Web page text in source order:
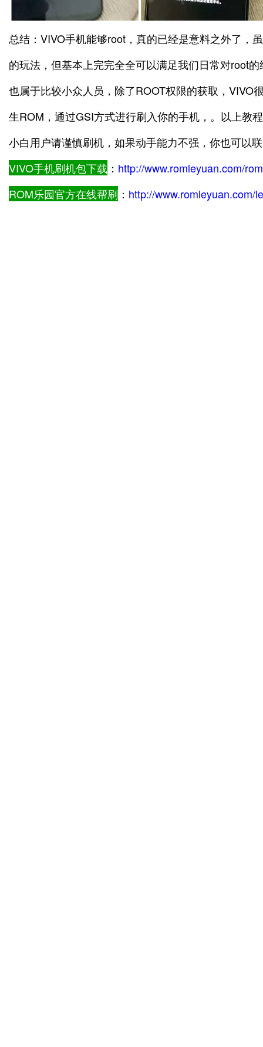
总结：VIVO手机能够root，真的已经是意料之外了，
的玩法，但基本上完完全全可以满足我们日常对root
也属于比较小众人员，除了ROOT权限的获取，VIVO
生ROM，通过GSI方式进行刷入你的手机，。以上教
小白用户请谨慎刷机，如果动手能力不强，你也可以
VIVO手机刷机包下载 ： http://www.romleyuan.com/
ROM乐园官方在线帮刷 ： http://www.romleyuan.com/